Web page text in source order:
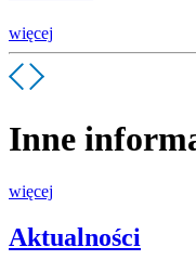
więcej
Inne
więcej
Aktualności